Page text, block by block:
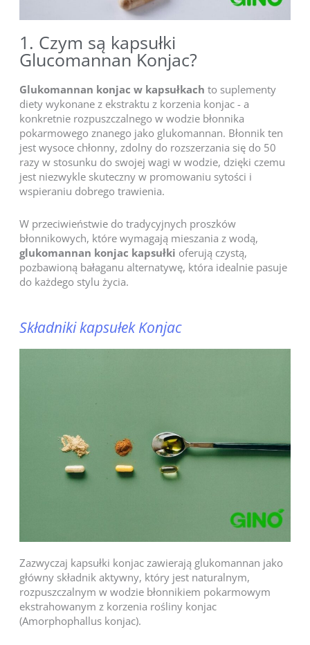
1. Czym są kapsułki
Glucomannan Konjac?
Glukomannan konjac w kapsułkach to suplementy
diety wykonane z ekstraktu z korzenia konjac - a
konkretnie rozpuszczalnego w wodzie błonnika
pokarmowego znanego jako glukomannan. Błonnik ten
jest wysoce chłonny, zdolny do rozszerzania się do 50
razy w stosunku do swojej wagi w wodzie, dzięki czemu
jest niezwykle skuteczny w promowaniu sytości i
wspieraniu dobrego trawienia.
W przeciwieństwie do tradycyjnych proszków
błonnikowych, które wymagają mieszania z wodą,
glukomannan konjac kapsułki oferują czystą,
pozbawioną bałaganu alternatywę, która idealnie pasuje
do każdego stylu życia.
Składniki kapsułek Konjac
Zazwyczaj kapsułki konjac zawierają glukomannan jako
główny składnik aktywny, który jest naturalnym,
rozpuszczalnym w wodzie błonnikiem pokarmowym
ekstrahowanym z korzenia rośliny konjac
(Amorphophallus konjac).